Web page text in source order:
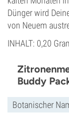
Dünger wird
von Neuem
INHALT: 0,20
Buddy
Botanischer